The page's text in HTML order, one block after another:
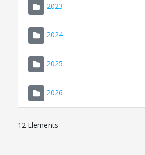
2023
2024
2025
2026
12 Elements